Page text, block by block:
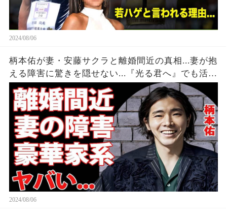
2024/08/06
柄本佑が妻・安藤サクラと離婚間近の真相...妻が抱
える障害に驚きを隠せない...『光る君へ』でも活躍
する俳優のヤバすぎる家系に言葉を失う...
2024/08/06